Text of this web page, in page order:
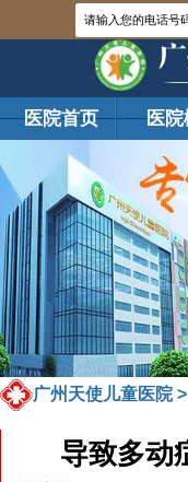
医院首页 医院
广州天使儿童医院>
导致多动